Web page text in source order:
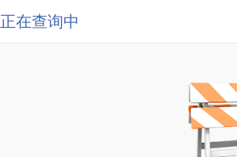
正在查询中